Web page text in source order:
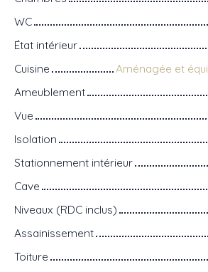
WC
État intérieur
Cuisine
Aménagée et
Ameublement
Vue
Isolation
Stationnement intérieur
Cave
Niveaux (RDC inclus)
Assainissement
Toiture